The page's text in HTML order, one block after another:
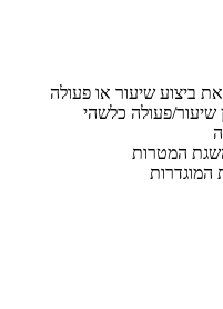
ביצוע שיעור או פעולה
פעולה כלשהי
השגת המטרות
המוגדרות